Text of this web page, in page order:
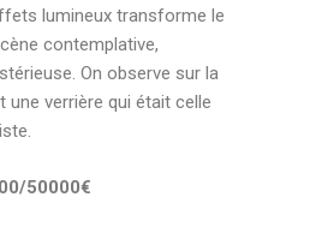
lumineux transforme le
contemplative,
On observe sur la
une verrière qui était celle
50000€